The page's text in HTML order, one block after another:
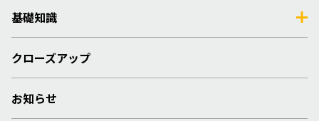
基礎知識
クローズアップ
お知らせ